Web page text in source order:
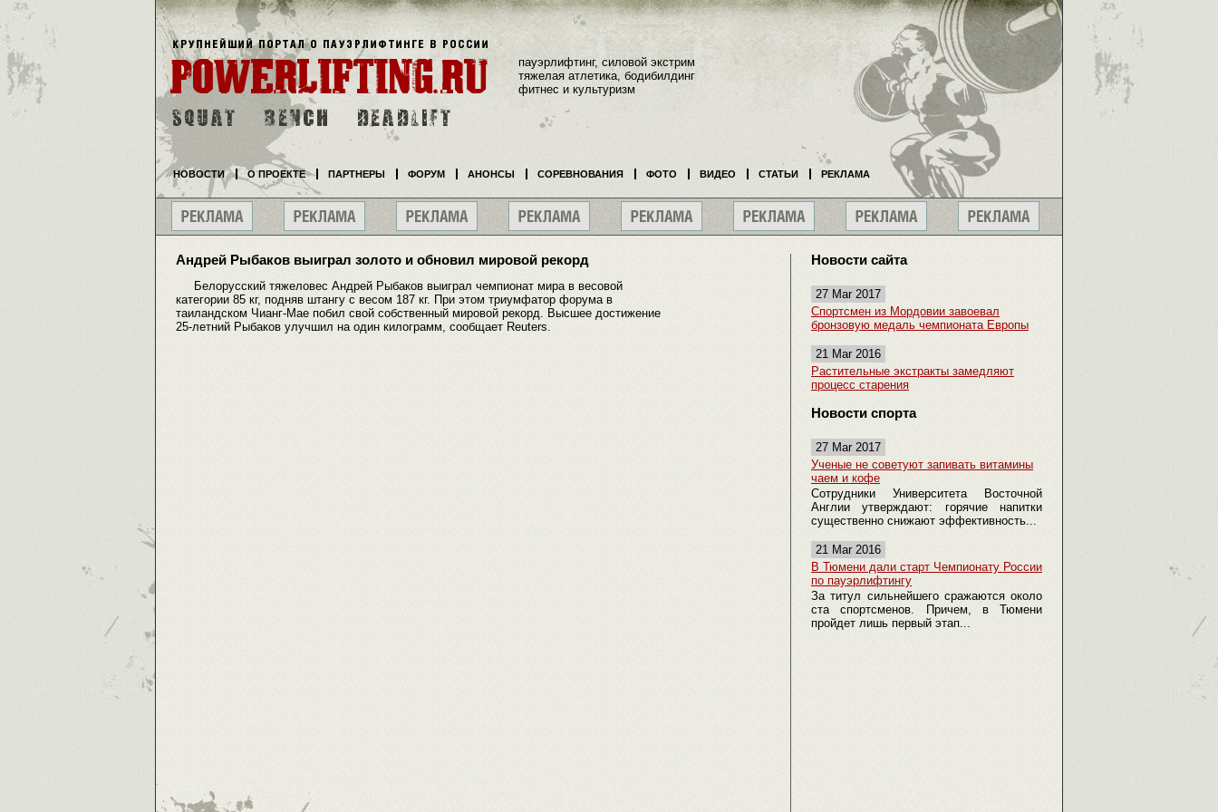
Андрей Рыбаков выиграл золото и обновил мировой рекорд
Белорусский тяжеловес Андрей Рыбаков выиграл чемпионат мира в весовой
категории 85 кг, подняв штангу с весом 187 кг. При этом триумфатор форума в
таиландском Чианг-Мае побил свой собственный мировой рекорд. Высшее достижение
25-летний Рыбаков улучшил на один килограмм, сообщает Reuters.
Новости сайта
27 Mar 2017
Спортсмен из Мордовии завоевал
бронзовую медаль чемпионата Европы
21 Mar 2016
Растительные экстракты замедляют
процесс старения
Новости спорта
27 Mar 2017
Ученые не советуют запивать витамины
чаем и кофе
Сотрудники Университета Восточной
Англии утверждают: горячие напитки
существенно снижают эффективность...
21 Mar 2016
В Тюмени дали старт Чемпионату России
по пауэрлифтингу
За титул сильнейшего сражаются около
ста спортсменов. Причем, в Тюмени
пройдет лишь первый этап...
пауэрлифтинг, силовой экстрим
тяжелая атлетика, бодибилдинг
фитнес и культуризм
НОВОСТИ О ПРОЕКТЕ ПАРТНЕРЫ ФОРУМ АНОНСЫ СОРЕВНОВАНИЯ ФОТО ВИДЕО СТАТЬИ РЕКЛАМА